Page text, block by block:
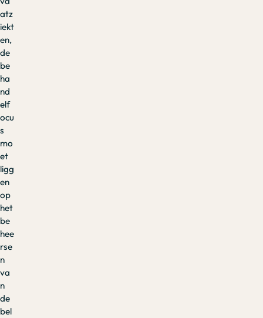
atz
iekt
en,
de
be
ha
nd
elf
ocu
s
mo
et
ligg
en
op
het
be
hee
rse
n
va
n
de
bel